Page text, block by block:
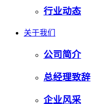
行业动态
关于我们
公司简介
总经理致辞
企业风采